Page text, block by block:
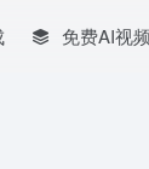
免费AI视